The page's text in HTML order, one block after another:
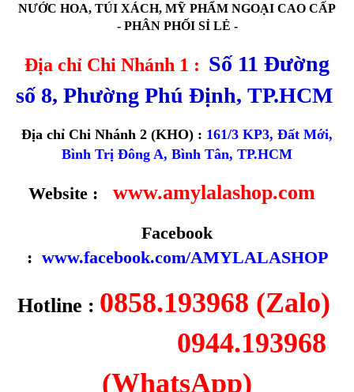
NƯỚC HOA, TÚI XÁCH, MỸ PHẨM NGOẠI CAO CẤP
- PHÂN PHỐI SỈ LẺ -
Địa chỉ Chi Nhánh 1 : Số 11 Đường
số 8, Phường Phú Định, TP.HCM
Địa chỉ Chi Nhánh 2 (KHO) : 161/3 KP3, Đất Mới,
Bình Trị Đông A, Bình Tân, TP.HCM
Website : www.amylalashop.com
Facebook
: www.facebook.com/AMYLALASHOP
Hotline : 0858.193968 (Zalo)
0944.193968
(WhatsApp)